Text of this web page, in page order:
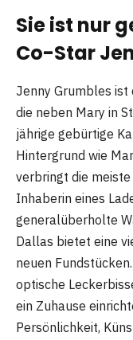
Sie ist nur
Co-Star
Jenny Grumbles ist
die neben Mary in
jährige gebürtige
Hintergrund wie
verbringt die
Inhaberin eines
generalüberholte
Dallas bietet eine
neuen
optische
ein Zuhause
Persönlichkeit,